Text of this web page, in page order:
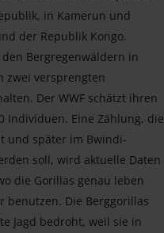
in Kamerun und
der Republik Kongo.
Bergregenwäldern in
zwei versprengten
Der WWF schätzt ihren
Individuen. Eine Zählung, die
und später im Bwindi-
soll, wird aktuelle Daten
die Gorillas genau leben
benutzen. Die Berggorillas
Jagd bedroht, weil sie in